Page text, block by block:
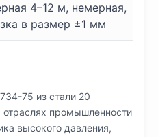
4–12 м, немерная,
в размер ±1 мм
75 из стали 20
промышленности
высокого давления,